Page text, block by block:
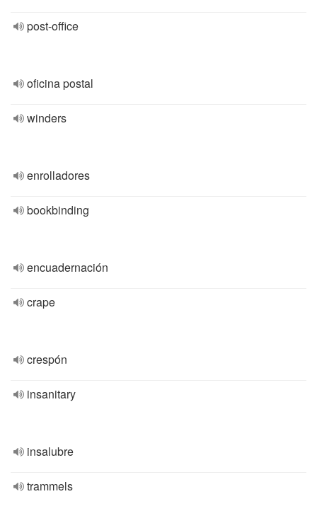
post-office
oficina postal
winders
enrolladores
bookbinding
encuadernación
crape
crespón
insanitary
insalubre
trammels